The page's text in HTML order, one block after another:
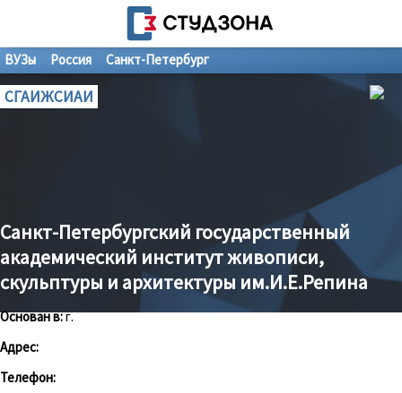
ВУЗы Россия Санкт-Петербург
СГАИЖСИАИ
Санкт-Петербургский государственный
академический институт живописи,
скульптуры и архитектуры им.И.Е.Репина
Основан в:г.
Адрес:
Телефон: